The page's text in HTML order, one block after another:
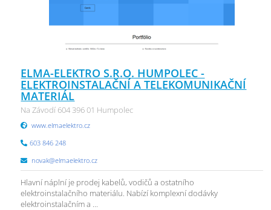
ELMA-ELEKTRO S.R.O. HUMPOLEC -
ELEKTROINSTALAČNÍ A TELEKOMUNIKAČNÍ
MATERIÁL
Na Závodí 604 396 01 Humpolec
www.elmaelektro.cz
603 846 248
novak@elmaelektro.cz
Hlavní náplní je prodej kabelů, vodičů a ostatního
elektroinstalačního materiálu. Nabízí komplexní dodávky
elektroinstalačním a ...